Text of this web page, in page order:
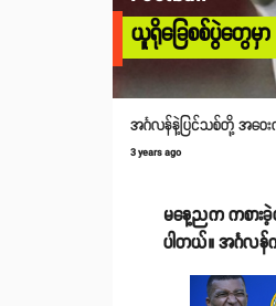
ယူရိုခြေစစ်ပွဲတွေမှ
အင်္ဂလန်နဲ့ပြင်သစ်တို့ အဝေ
3 years ago
မနေ့ညက ကစားခဲ့
ပါတယ်။ အင်္ဂလန်